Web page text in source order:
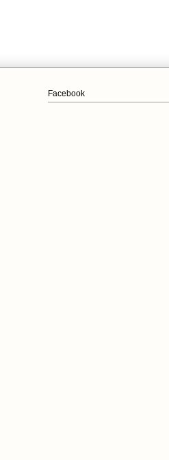
Facebook